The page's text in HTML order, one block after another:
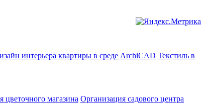
интерьера квартиры в среде ArchiCAD Текстиль в
цветочного магазина Организация садового центра